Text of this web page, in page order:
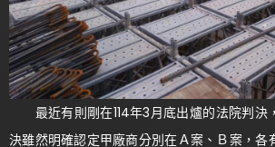
最近有則剛在114年3月底出爐的法院判決
決雖然明確認定甲廠商分別在Ａ案、Ｂ案，各